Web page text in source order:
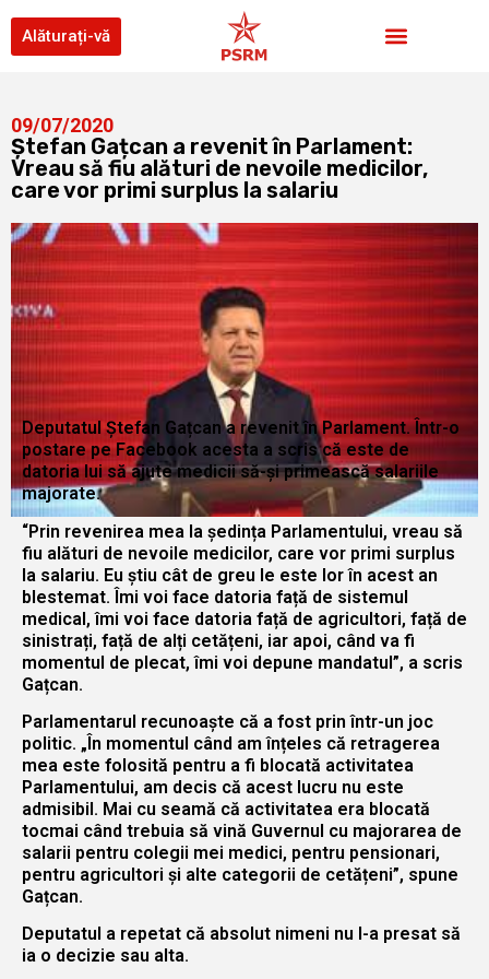
Alăturați-vă
09/07/2020
Ștefan Gațcan a revenit în Parlament:
Vreau să fiu alături de nevoile medicilor,
care vor primi surplus la salariu
Deputatul Ștefan Gațcan a revenit în Parlament. Într-o
postare pe Facebook acesta a scris că este de
datoria lui să ajute medicii să-și primească salariile
majorate.
“Prin revenirea mea la ședința Parlamentului, vreau să
fiu alături de nevoile medicilor, care vor primi surplus
la salariu. Eu știu cât de greu le este lor în acest an
blestemat. Îmi voi face datoria față de sistemul
medical, îmi voi face datoria față de agricultori, față de
sinistrați, față de alți cetățeni, iar apoi, când va fi
momentul de plecat, îmi voi depune mandatul”, a scris
Gațcan.
Parlamentarul recunoaște că a fost prin într-un joc
politic. „În momentul când am înțeles că retragerea
mea este folosită pentru a fi blocată activitatea
Parlamentului, am decis că acest lucru nu este
admisibil. Mai cu seamă că activitatea era blocată
tocmai când trebuia să vină Guvernul cu majorarea de
salarii pentru colegii mei medici, pentru pensionari,
pentru agricultori și alte categorii de cetățeni”, spune
Gațcan.
Deputatul a repetat că absolut nimeni nu l-a presat să
ia o decizie sau alta.